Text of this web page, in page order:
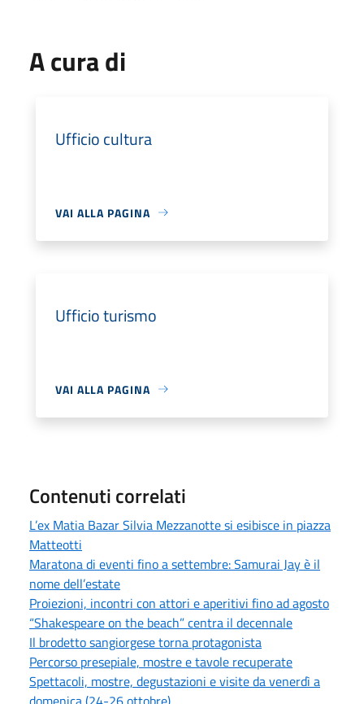
A cura di
Ufficio cultura
VAI ALLA PAGINA
Ufficio turismo
VAI ALLA PAGINA
Contenuti correlati
L’ex Matia Bazar Silvia Mezzanotte si esibisce in piazza
Matteotti
Maratona di eventi fino a settembre: Samurai Jay è il
nome dell’estate
Proiezioni, incontri con attori e aperitivi fino ad agosto
“Shakespeare on the beach” centra il decennale
Il brodetto sangiorgese torna protagonista
Percorso presepiale, mostre e tavole recuperate
Spettacoli, mostre, degustazioni e visite da venerdì a